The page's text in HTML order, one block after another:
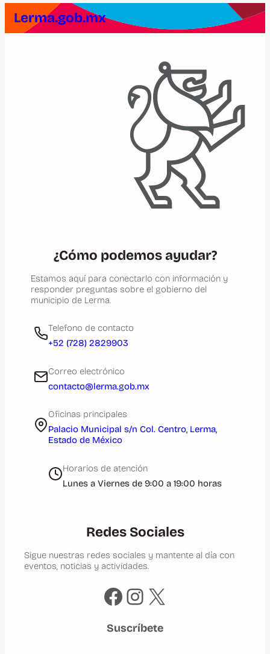
Lerma.gob.mx
¿Cómo podemos ayudar?
Estamos aquí para conectarlo con información y
responder preguntas sobre el gobierno del
municipio de Lerma.
Telefono de contacto
+52 (728) 2829903
Correo electrónico
contacto@lerma.gob.mx
Oficinas principales
Palacio Municipal s/n Col. Centro, Lerma,
Estado de México
Horarios de atención
Lunes a Viernes de 9:00 a 19:00 horas
Redes Sociales
Sigue nuestras redes sociales y mantente al día con
eventos, noticias y actividades.
Facebook Instagram X
Suscríbete